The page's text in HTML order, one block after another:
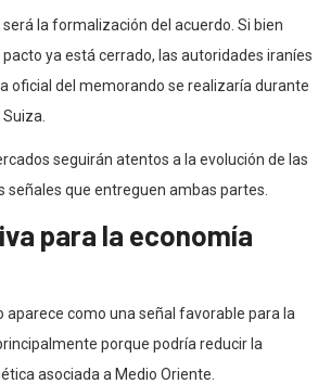
la formalización del acuerdo. Si bien
ya está cerrado, las autoridades iraníes
oficial del memorando se realizaría durante
seguirán atentos a la evolución de las
señales que entreguen ambas partes.
para la economía
aparece como una señal favorable para la
porque podría reducir la
asociada a Medio Oriente.